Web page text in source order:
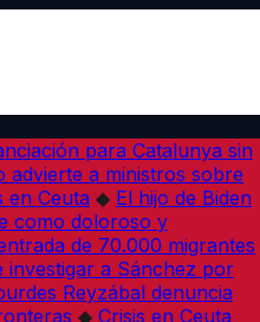
para Catalunya sin
advierte a ministros sobre
en Ceuta ◆ El hijo de Biden
como doloroso y
de 70.000 migrantes
investigar a Sánchez por
Reyzábal denuncia
◆ Crisis en Ceuta